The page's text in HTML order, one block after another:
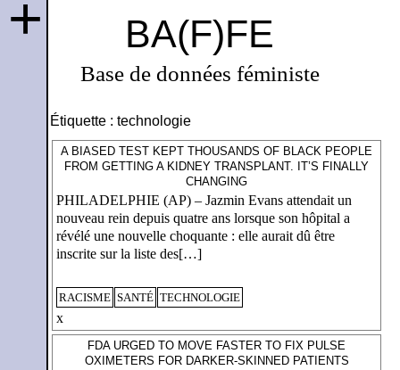
BA(F)FE
Base de données féministe
+
Étiquette : technologie
A BIASED TEST KEPT THOUSANDS OF BLACK PEOPLE
FROM GETTING A KIDNEY TRANSPLANT. IT’S FINALLY
CHANGING
PHILADELPHIE (AP) – Jazmin Evans attendait un
nouveau rein depuis quatre ans lorsque son hôpital a
révélé une nouvelle choquante : elle aurait dû être
inscrite sur la liste des[…]
RACISME SANTÉ TECHNOLOGIE
x
FDA URGED TO MOVE FASTER TO FIX PULSE
OXIMETERS FOR DARKER-SKINNED PATIENTS